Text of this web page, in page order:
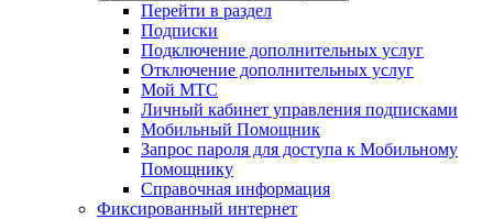
Перейти в раздел
Подписки
Подключение дополнительных услуг
Отключение дополнительных услуг
Мой МТС
Личный кабинет управления подписками
Мобильный Помощник
Запрос пароля для доступа к Мобильному
Помощнику
Справочная информация
Фиксированный интернет